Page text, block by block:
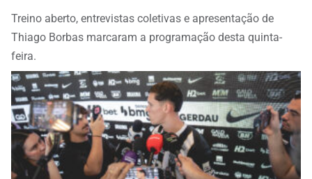
Treino aberto, entrevistas coletivas e apresentação de
Thiago Borbas marcaram a programação desta quinta-
feira.